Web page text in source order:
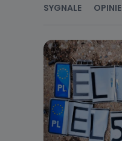
SYGNALE
OPINIE